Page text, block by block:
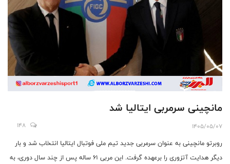
مانچینی سرمربی ایتالیا شد
1405/05/07
148
روبرتو مانچینی به عنوان سرمربی جدید تیم ملی فوتبال ایتالیا انتخاب شد و بار
دیگر هدایت آتزوری را برعهده گرفت. این مربی ۶۱ ساله پس از چند سال دوری، به